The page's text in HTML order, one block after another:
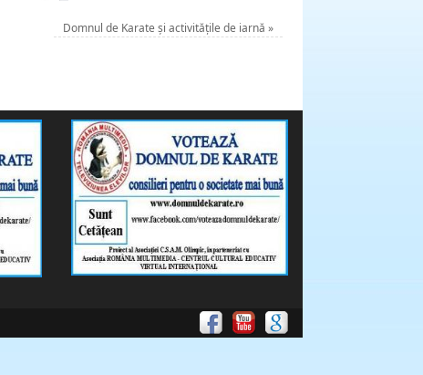
Domnul de Karate și activitățile de iarnă »